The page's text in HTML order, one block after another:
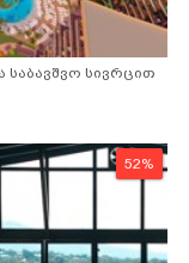
საბავშვო სივრცით
52%